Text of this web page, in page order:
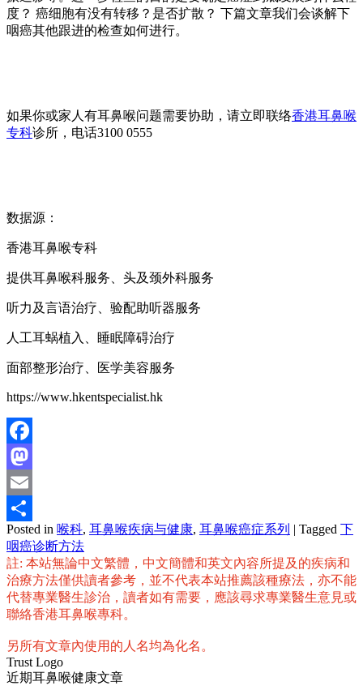
度？ 癌细胞有没有转移？是否扩散？ 下篇文章我们会谈解下
咽癌其他跟进的检查如何进行。
如果你或家人有耳鼻喉问题需要协助，请立即联络香港耳鼻喉
专科诊所，电话3100 0555
数据源：
香港耳鼻喉专科
提供耳鼻喉科服务、头及颈外科服务
听力及言语治疗、验配助听器服务
人工耳蜗植入、睡眠障碍治疗
面部整形治疗、医学美容服务
https://www.hkentspecialist.hk
Facebook
Mastodon
Email
分
享
Posted in 喉科, 耳鼻喉疾病与健康, 耳鼻喉癌症系列 | Tagged 下
咽癌诊断方法
註: 本站無論中文繁體，中文簡體和英文內容所提及的疾病和
治療方法僅供讀者參考，並不代表本站推薦該種療法，亦不能
代替專業醫生診治，讀者如有需要，應該尋求專業醫生意見或
聯絡香港耳鼻喉專科。
另所有文章內使用的人名均為化名。
Trust Logo
近期耳鼻喉健康文章